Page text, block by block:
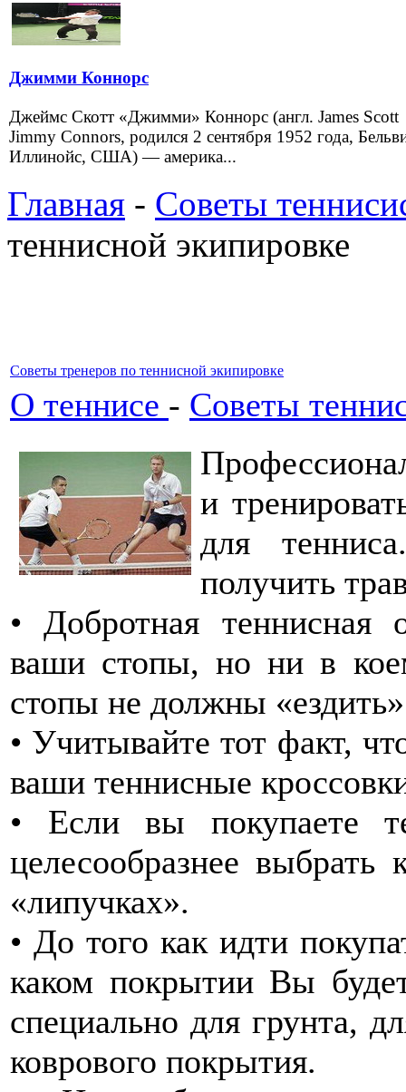
Джимми Коннорс
Джеймс Скотт «Джимми» Коннорс (англ. James Scott
Jimmy Connors, родился 2 сентября 1952 года,
Иллинойс, США) — америка...
Главная - Советы
теннисной экипировке
Советы тренеров по теннисной экипировке
О теннисе - Советы
и
для
получить
• Добротная теннисная
ваши стопы, но ни в
стопы не должны
• Учитывайте тот факт,
ваши теннисные
• Если вы покупаете
целесообразнее
«липучках».
• До того как идти
каком покрытии Вы
специально для грунта,
коврового покрытия.